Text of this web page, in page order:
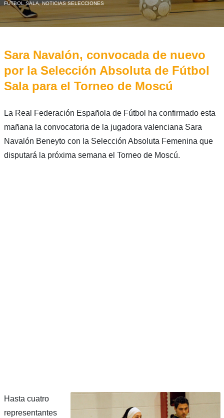
FÚTBOL SALA,NOTICIAS SELECCIONES
Sara Navalón, convocada de nuevo
por la Selección Absoluta de Fútbol
Sala para el Torneo de Moscú
La Real Federación Española de Fútbol ha confirmado esta
mañana la convocatoria de la jugadora valenciana Sara
Navalón Beneyto con la Selección Absoluta Femenina que
disputará la próxima semana el Torneo de Moscú.
Hasta cuatro
representantes